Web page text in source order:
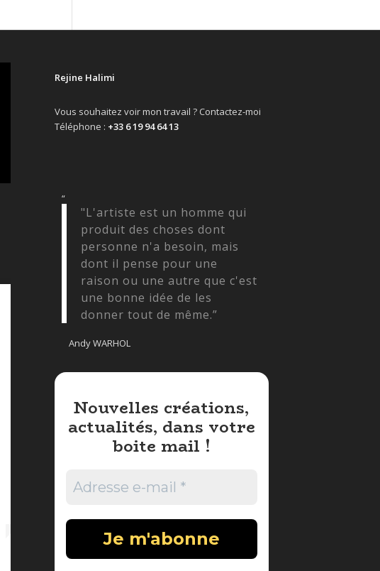
Rejine Halimi
Vous souhaitez voir mon travail ? Contactez-moi
Téléphone : +33 6 19 94 64 13
“
"L'artiste est un homme qui
produit des choses dont
personne n'a besoin, mais
dont il pense pour une
raison ou une autre que c'est
une bonne idée de les
donner tout de même.”
Andy WARHOL
Nouvelles créations,
actualités, dans votre
boite mail !